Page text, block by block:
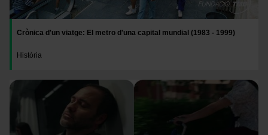
Crònica d'un viatge: El metro d'una capital mundial (1983 - 1999)
Història
Imatge